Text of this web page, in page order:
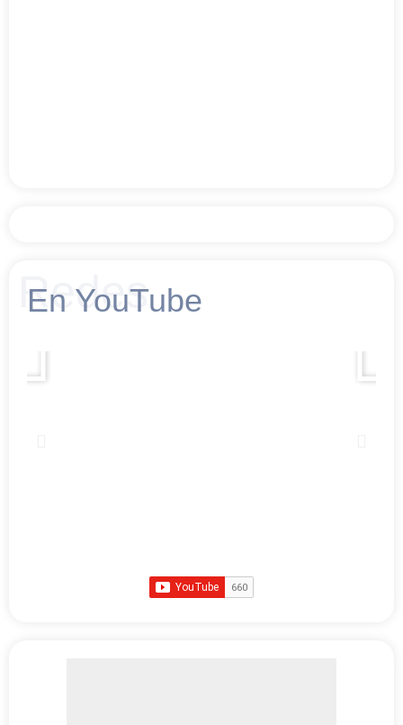
Redes
En YouTube